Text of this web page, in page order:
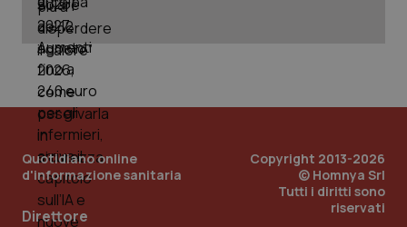
Quotidiano online
d'informazione sanitaria
Direttore
Copyright 2013-2026
© Homnya Srl
Tutti i diritti sono
riservati
PHPSESSID
www.quotidianosanita.it